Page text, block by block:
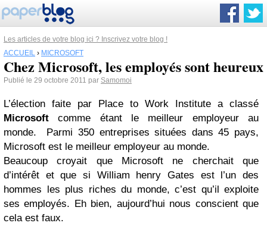
Les articles de votre blog ici ? Inscrivez votre blog !
ACCUEIL › MICROSOFT
Chez Microsoft, les employés sont heureux
Publié le 29 octobre 2011 par Samomoi
L’élection faite par Place to Work Institute a classé
Microsoft comme étant le meilleur employeur au
monde. Parmi 350 entreprises situées dans 45 pays,
Microsoft est le meilleur employeur au monde.
Beaucoup croyait que Microsoft ne cherchait que
d’intérêt et que si William henry Gates est l’un des
hommes les plus riches du monde, c’est qu’il exploite
ses employés. Eh bien, aujourd’hui nous conscient que
cela est faux.